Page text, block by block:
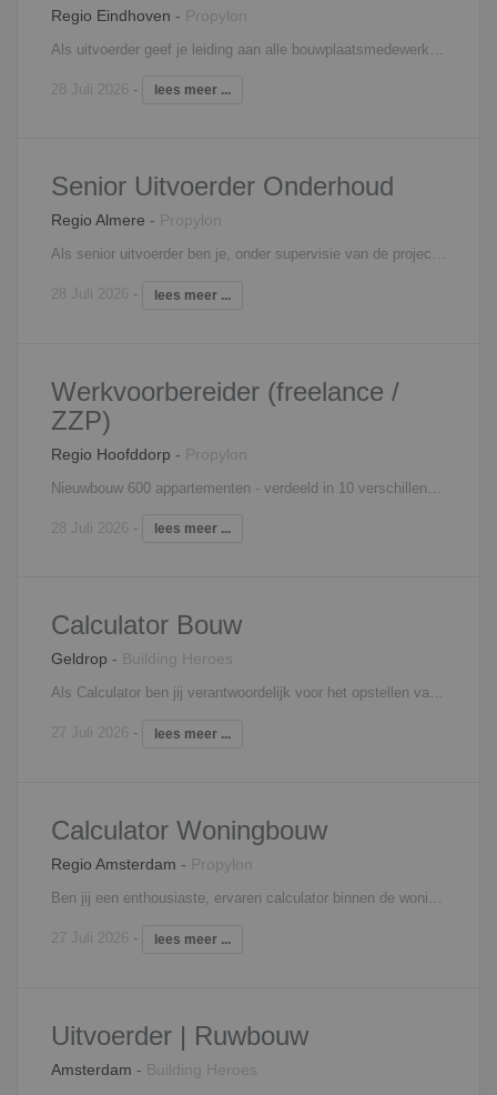
Regio Eindhoven - Propylon
28 Juli 2026 - lees meer ...
Senior Uitvoerder Onderhoud
Regio Almere - Propylon
Als senior uitvoerder ben je, onder supervisie van de projectleider, verantwoordelijk voor het daadwerkelijk realiseren van grotere onderhouds- en/of renovatieprojecten. Dit binnen de gestelde oplevertermijn en financieel budget met een zo hoog mogelijk rendement en binnen de, bij voorbereiding en overdracht vastgelegde, randvoorwaarden en volgens de voor de organisatie geldende kwaliteitssystemen. In het dagelijks werk geef je o.a. leiding aan alle interne en externe bouwplaatsmedewerkers en deel-uitvoerders.
28 Juli 2026 - lees meer ...
Werkvoorbereider (freelance /
ZZP)
Regio Hoofddorp - Propylon
28 Juli 2026 - lees meer ...
Calculator Bouw
Geldrop - Building Heroes
Als Calculator ben jij verantwoordelijk voor het opstellen van nauwkeurige kostprijsberekeningen voor hoogwaardige interieur- en projectinrichtingen. Aan de hand van tekeningen, bestekken en klantwensen bepaal jij de benodigde materialen, uren en productiekosten. Je vraagt offertes op bij leveranciers, vergelijkt deze kritisch en vertaalt alle informatie naar een scherpe en realistische aanbieding. Je werkt nauw samen met sales, projectleiding en werkvoorbereiding om tot de beste oplossingen te komen. Dankzij jouw commerciële inzicht én technische kennis weet je kansen te signaleren, risico's te beheersen en offertes op te stellen die zowel concurrerend als haalbaar zijn. Zo lever je een belangrijke bijdrage aan het binnenhalen van mooie projecten én een succesvolle uitvoering.
27 Juli 2026 - lees meer ...
Calculator Woningbouw
Regio Amsterdam - Propylon
27 Juli 2026 - lees meer ...
Uitvoerder | Ruwbouw
Amsterdam - Building Heroes